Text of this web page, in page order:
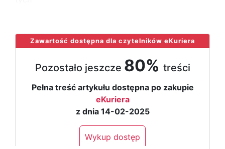
Zawartość dostępna dla czytelników eKuriera
Pozostało jeszcze 80% treści
Pełna treść artykułu dostępna po zakupie
eKuriera
z dnia 14-02-2025
Wykup dostęp